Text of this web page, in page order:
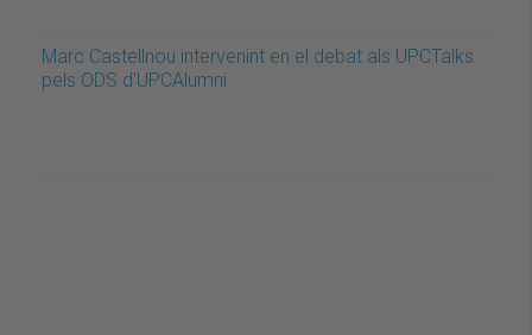
Marc Castellnou intervenint en el debat als UPCTalks
pels ODS d'UPCAlumni